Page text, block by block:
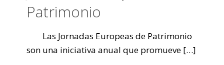
Patrimonio
Las Jornadas Europeas de Patrimonio
son una iniciativa anual que promueve […]